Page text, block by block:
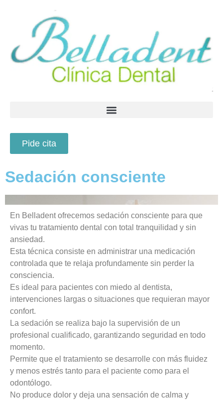
Pide cita
Sedación consciente
En Belladent ofrecemos sedación consciente para que
vivas tu tratamiento dental con total tranquilidad y sin
ansiedad.
Esta técnica consiste en administrar una medicación
controlada que te relaja profundamente sin perder la
consciencia.
Es ideal para pacientes con miedo al dentista,
intervenciones largas o situaciones que requieran mayor
confort.
La sedación se realiza bajo la supervisión de un
profesional cualificado, garantizando seguridad en todo
momento.
Permite que el tratamiento se desarrolle con más fluidez
y menos estrés tanto para el paciente como para el
odontólogo.
No produce dolor y deja una sensación de calma y